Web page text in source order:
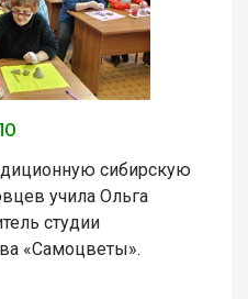
сибирскую
учила Ольга
студии
«Самоцветы».